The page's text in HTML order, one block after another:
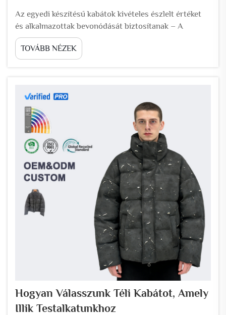
Az egyedi készítésű kabátok kivételes észlelt értéket
és alkalmazottak bevonódását biztosítanak – A
megajándékozás pszichológiája: miért értékelik jobban
az alkalmazottak az egyedi kabátokat, mint az
általános promóciós termékeket – Az emberek
TOVÁBB NÉZEK
Hogyan Válasszunk Téli Kabátot, Amely
Illik Testalkatunkhoz